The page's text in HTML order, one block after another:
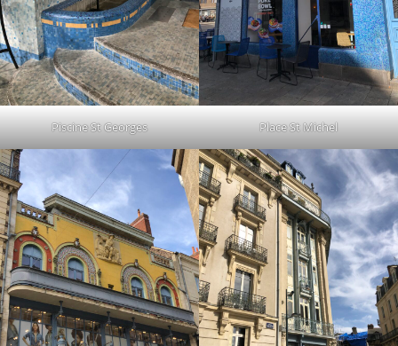
Piscine St Georges Place St Michel